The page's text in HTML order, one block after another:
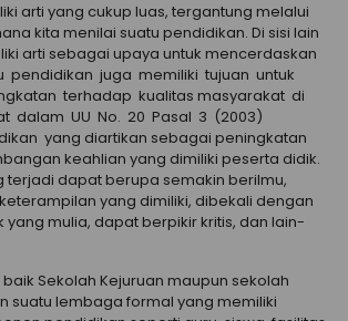
arti yang cukup luas, tergantung melalui
kita menilai suatu pendidikan. Di sisi lain
arti sebagai upaya untuk mencerdaskan
pendidikan juga memiliki tujuan untuk
terhadap kualitas masyarakat di
dalam UU No. 20 Pasal 3 (2003)
yang diartikan sebagai peningkatan
keahlian yang dimiliki peserta didik.
terjadi dapat berupa semakin berilmu,
yang dimiliki, dibekali dengan
yang mulia, dapat berpikir kritis, dan lain-
Sekolah Kejuruan maupun sekolah
suatu lembaga formal yang memiliki